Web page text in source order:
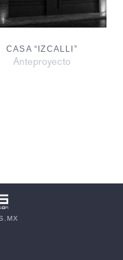
CASA “IZCALLI”
Anteproyecto